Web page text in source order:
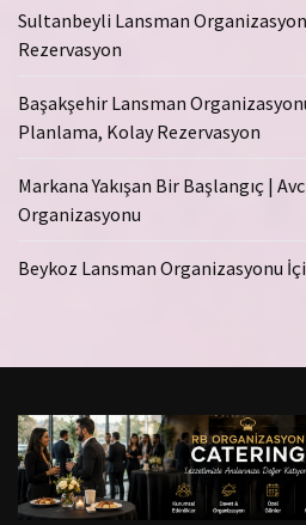
Sultanbeyli Lansman
Rezervasyon
Başakşehir Lansman
Planlama, Kolay Rezervasyon
Markana Yakışan Bir Başlangıç |
Organizasyonu
Beykoz Lansman Organizasyonu